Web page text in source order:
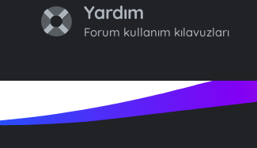
Yardım
Forum kullanım kılavuzları